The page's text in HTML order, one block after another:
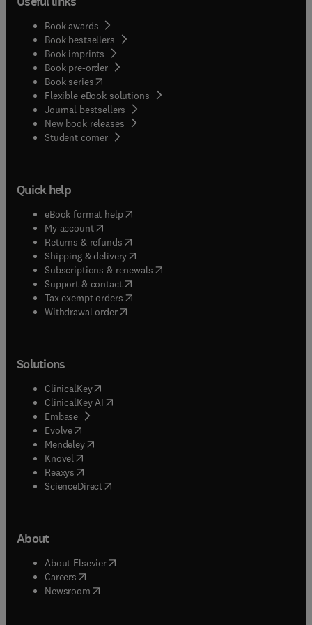
Book awards
Book bestsellers
Book imprints
Book pre-order
Book series(opens in new tab/window
Flexible eBook solutions
Journal bestsellers
New book releases
Student corner( opens in new tab/window
Quick help
eBook format help( opens in new tab/window
My account( opens in new tab/window
Returns & refunds( opens in new tab/window
Shipping & delivery(opens in new tab/window
Subscriptions & renewals( opens in new tab/window
Support & contact( opens in new tab/window
Tax exempt orders( opens in new tab/window
Withdrawal order
Solutions
ClinicalKey(opens in new tab/window
ClinicalKey AI opens in new tab/window
Embase( opens in new tab/window
Evolve(opens in new tab/window
Mendeley( opens in new tab/window
Knovel (opens in new tab/window
Reaxys (opens in new tab/window
ScienceDirect(opens in new tab/window
About
About Elsevier( opens in new tab/window
Careers opens in new tab/window
Newsroom( opens in new tab/window